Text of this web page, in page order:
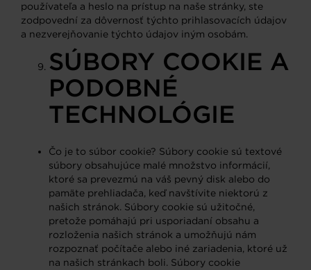
používateľa a heslo na prístup na naše stránky, ste
zodpovední za dôvernosť týchto prihlasovacích údajov
a nezverejňovanie týchto údajov iným osobám.
SÚBORY COOKIE A
PODOBNÉ
TECHNOLÓGIE
Čo je to súbor cookie? Súbory cookie sú textové
súbory obsahujúce malé množstvo informácií,
ktoré sa prevezmú na váš pevný disk alebo do
pamäte prehliadača, keď navštívite niektorú z
našich stránok. Súbory cookie sú užitočné,
pretože pomáhajú pri usporiadaní obsahu a
rozloženia našich stránok a umožňujú nám
rozpoznať počítače alebo iné zariadenia, ktoré už
na našich stránkach boli. Súbory cookie